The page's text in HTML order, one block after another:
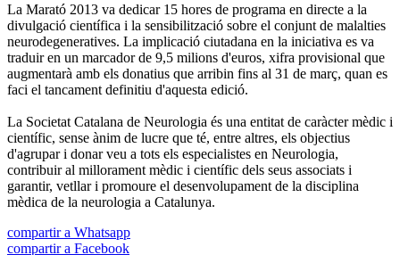
La Marató 2013 va dedicar 15 hores de programa en directe a la
divulgació científica i la sensibilització sobre el conjunt de malalties
neurodegeneratives. La implicació ciutadana en la iniciativa es va
traduir en un marcador de 9,5 milions d'euros, xifra provisional que
augmentarà amb els donatius que arribin fins al 31 de març, quan es
faci el tancament definitiu d'aquesta edició.
La Societat Catalana de Neurologia és una entitat de caràcter mèdic i
científic, sense ànim de lucre que té, entre altres, els objectius
d'agrupar i donar veu a tots els especialistes en Neurologia,
contribuir al millorament mèdic i científic dels seus associats i
garantir, vetllar i promoure el desenvolupament de la disciplina
mèdica de la neurologia a Catalunya.
compartir a Whatsapp
compartir a Facebook